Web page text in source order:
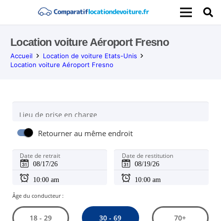
Location voiture Aéroport Fresno
Accueil
Location de voiture Etats-Unis
Location voiture Aéroport Fresno
Lieu de prise en charge
Retourner au même endroit
Date de retrait Date de restitution
Âge du conducteur :
18 - 29 30 - 69 70+